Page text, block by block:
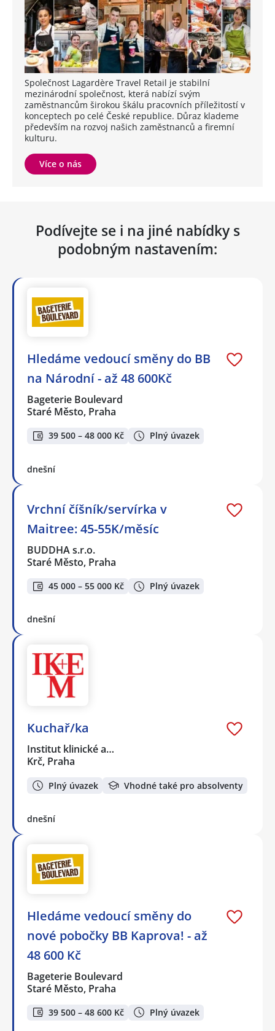
Společnost Lagardère Travel Retail je stabilní
mezinárodní společnost, která nabízí svým
zaměstnancům širokou škálu pracovních příležitostí v
konceptech po celé České republice. Důraz klademe
především na rozvoj našich zaměstnanců a firemní
kulturu.
Více o nás
Podívejte se i na jiné nabídky s
podobným nastavením:
Hledáme vedoucí směny do BB
na Národní - až 48 600Kč
Bageterie Boulevard
Staré Město, Praha
39 500 – 48 000 Kč Plný úvazek
dnešní
Vrchní číšník/servírka v
Maitree: 45-55K/měsíc
BUDDHA s.r.o.
Staré Město, Praha
45 000 – 55 000 Kč Plný úvazek
dnešní
Kuchař/ka
Institut klinické a…
Krč, Praha
Plný úvazek Vhodné také pro absolventy
dnešní
Hledáme vedoucí směny do
nové pobočky BB Kaprova! - až
48 600 Kč
Bageterie Boulevard
Staré Město, Praha
39 500 – 48 600 Kč Plný úvazek